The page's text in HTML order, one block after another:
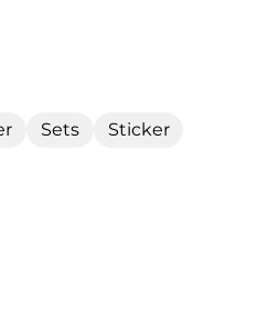
Sets
Sticker